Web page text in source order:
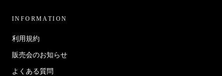
INFORMATION
利用規約
販売会のお知らせ
よくある質問